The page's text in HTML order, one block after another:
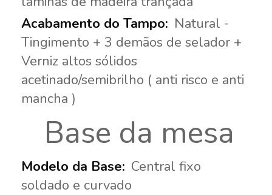
Natural -
Tingimento + 3 demãos de selador +
Verniz altos sólidos
acetinado/semibrilho ( anti risco e anti
mancha )
Base da mesa
Central fixo
soldado e curvado